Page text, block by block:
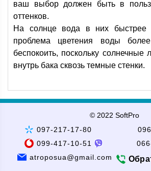
ваш выбор должен быть в
оттенков.
На солнце вода в них быстрее
проблема цветения воды
беспокоить, поскольку солнечные
внутрь бака сквозь темные стенки.
© 2022 SoftPro
097-217-17-80
099-417-10-51
atroposua@gmail.com